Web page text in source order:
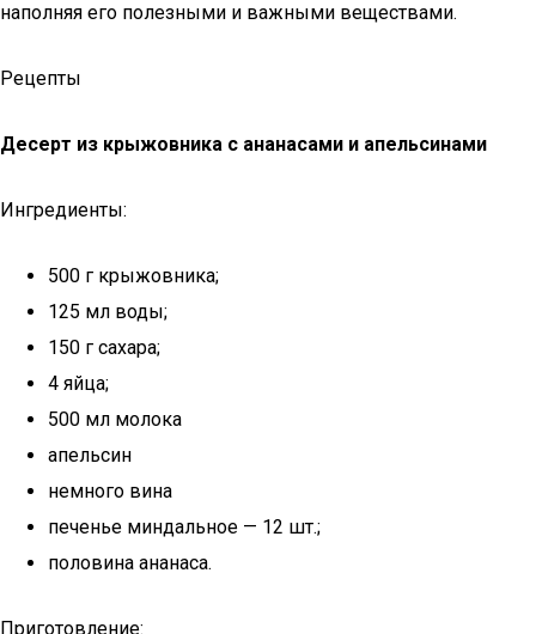
наполняя его полезными и важными веществами.
Рецепты
Десерт из крыжовника с ананасами и апельсинами
Ингредиенты:
500 г крыжовника;
125 мл воды;
150 г сахара;
4 яйца;
500 мл молока
апельсин
немного вина
печенье миндальное — 12 шт.;
половина ананаса.
Приготовление: